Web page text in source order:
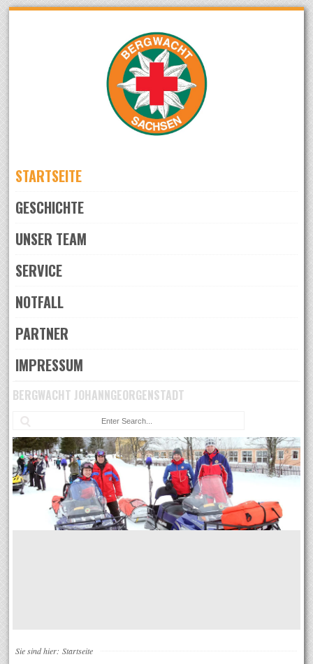
STARTSEITE
GESCHICHTE
UNSER TEAM
SERVICE
NOTFALL
PARTNER
IMPRESSUM
BERGWACHT JOHANNGEORGENSTADT
Sie sind hier:Startseite